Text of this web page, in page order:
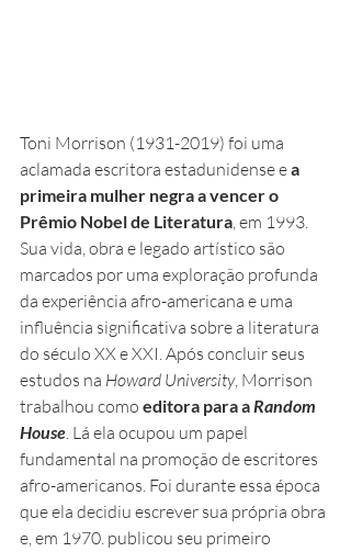
Toni Morrison (1931-2019) foi uma
aclamada escritora estadunidense e a
primeira mulher negra a vencer o
Prêmio Nobel de Literatura, em 1993.
Sua vida, obra e legado artístico são
marcados por uma exploração profunda
da experiência afro-americana e uma
influência significativa sobre a literatura
do século XX e XXI. Após concluir seus
estudos na Howard University, Morrison
trabalhou como editora para a Random
House. Lá ela ocupou um papel
fundamental na promoção de escritores
afro-americanos. Foi durante essa época
que ela decidiu escrever sua própria obra
e, em 1970. publicou seu primeiro